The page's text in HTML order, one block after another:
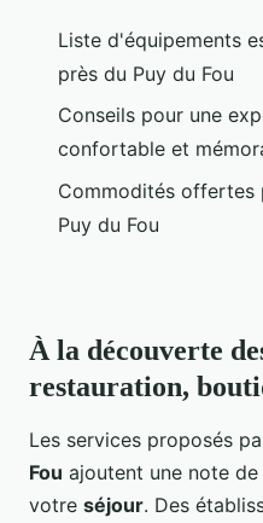
Liste d'équipements
près du Puy du Fou
Conseils pour une
confortable et
Commodités offertes
Puy du Fou
À la découverte
restauration,
Les services proposés
Fou ajoutent une note
votre séjour. Des